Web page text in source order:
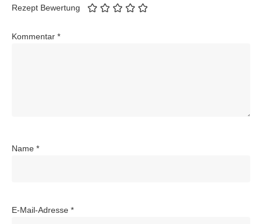
Rezept Bewertung
Kommentar *
Name *
E-Mail-Adresse *